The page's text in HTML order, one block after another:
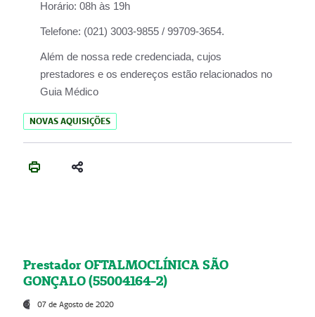
Horário: 08h às 19h
Telefone: (021) 3003-9855 / 99709-3654.
Além de nossa rede credenciada, cujos
prestadores e os endereços estão relacionados no
Guia Médico
NOVAS AQUISIÇÕES
Prestador OFTALMOCLÍNICA SÃO
GONÇALO (55004164-2)
07 de Agosto de 2020